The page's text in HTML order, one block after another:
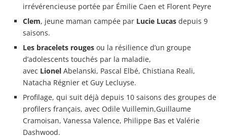
irrévérencieuse portée par Émilie Caen et Florent Peyre
Clem, jeune maman campée par Lucie Lucas depuis 9
saisons.
Les bracelets rouges ou la résilience d’un groupe
d’adolescents touchés par la maladie,
avec Lionel Abelanski, Pascal Elbé, Chistiana Reali,
Natacha Régnier et Guy Lecluyse.
Profilage, qui suit déjà depuis 10 saisons des groupes de
profilers français, avec Odile Vuillemin,Guillaume
Cramoisan, Vanessa Valence, Philippe Bas et Valérie
Dashwood.